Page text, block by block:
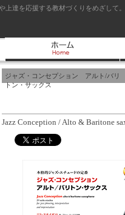
上達を応援する教材づくりをめざし
ジャズ・コンセプション アルト/バリ
トン・サックス
Jazz Conception / Alto & Baritone